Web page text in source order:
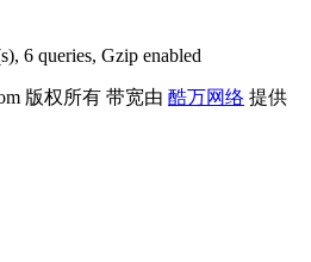
6 queries, Gzip enabled
版权所有 带宽由 酷万网络 提供